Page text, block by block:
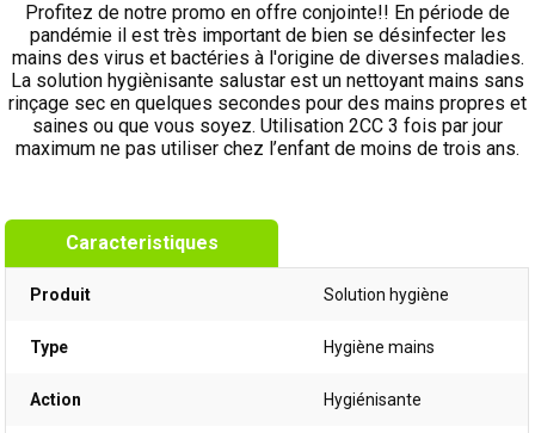
Profitez de notre promo en offre conjointe!! En période de
pandémie il est très important de bien se désinfecter les
mains des virus et bactéries à l'origine de diverses maladies.
La solution hygiènisante salustar est un nettoyant mains sans
rinçage sec en quelques secondes pour des mains propres et
saines ou que vous soyez. Utilisation 2CC 3 fois par jour
maximum ne pas utiliser chez l’enfant de moins de trois ans.
Caracteristiques
Produit Solution hygiène
Type Hygiène mains
Action Hygiénisante